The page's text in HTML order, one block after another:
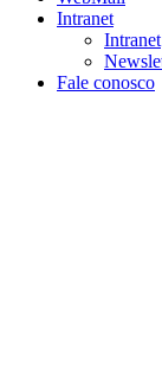
Intranet
Intranet
Fale conosco